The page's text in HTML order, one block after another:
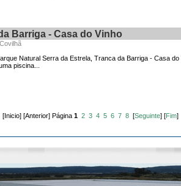
Barriga - Casa do Vinho
Natural Serra da Estrela, Tranca da Barriga - Casa do
piscina...
[Inicio] [Anterior] Página 1 2 3 4 5 6 7 8[Seguinte] [Fim]